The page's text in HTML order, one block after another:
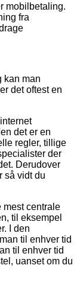
mobilbetaling.
fra
kan man
det oftest en
det er en
regler, tillige
der
Derudover
så vidt du
mest centrale
til eksempel
I den
til enhver tid
til enhver tid
uanset om du